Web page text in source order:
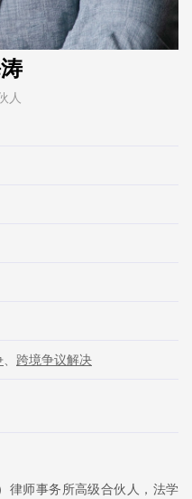
人
跨境争议解决
律师事务所高级合伙人，法学